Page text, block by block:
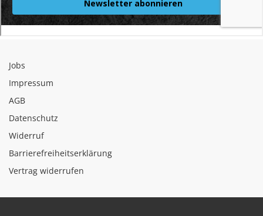
Jobs
Impressum
AGB
Datenschutz
Widerruf
Barrierefreiheitserklärung
Vertrag widerrufen